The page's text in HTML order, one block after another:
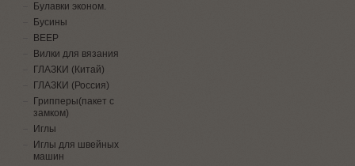
Булавки эконом.
Бусины
ВЕЕР
Вилки для вязания
ГЛАЗКИ (Китай)
ГЛАЗКИ (Россия)
Грипперы(пакет с
замком)
Иглы
Иглы для швейных
машин